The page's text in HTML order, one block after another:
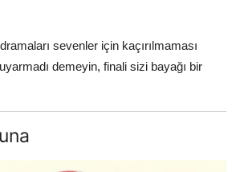
sevenler için kaçırılmaması
demeyin, finali sizi bayağı bir